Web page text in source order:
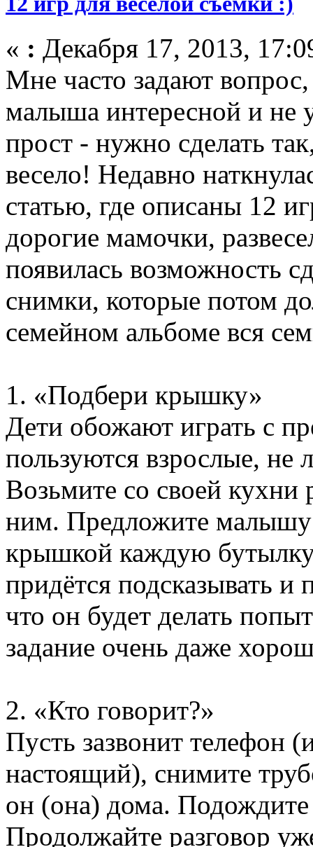
« : Декабря 17, 2013,
Мне часто задают
малыша интересной и не
прост - нужно сделать
весело! Недавно
статью, где описаны 12
дорогие мамочки,
появилась возможность
снимки, которые потом
семейном альбоме вся
1. «Подбери крышку»
Дети обожают играть с
пользуются взрослые, не
Возьмите со своей
ним. Предложите малышу
крышкой каждую
придётся подсказывать
что он будет делать
задание очень даже
2. «Кто говорит?»
Пусть зазвонит телефон
настоящий), снимите
он (она) дома. Подождите
Продолжайте разговор